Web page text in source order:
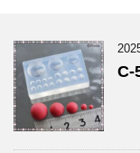
C-